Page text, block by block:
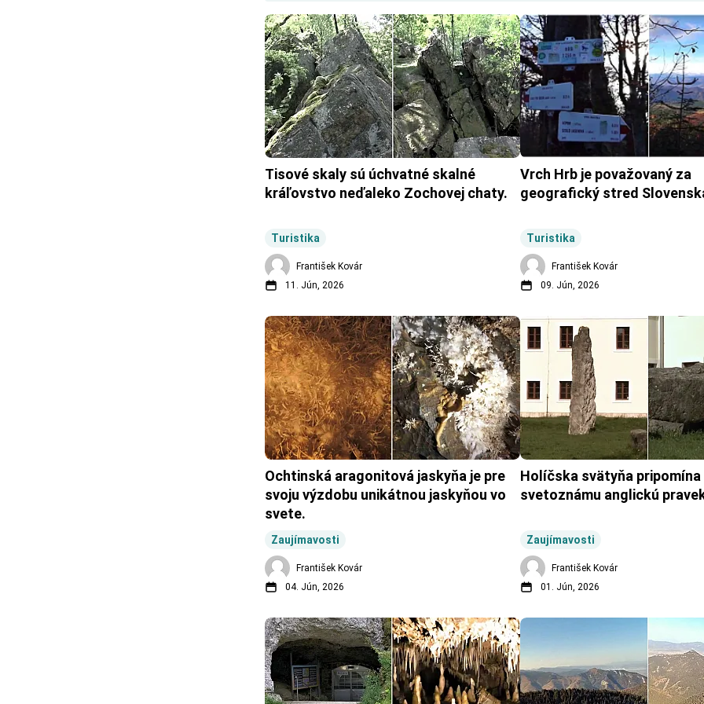
Turistika
Tisové skaly sú úchvatné skalné
kráľovstvo neďaleko Zochovej chaty.
František Kovár
11. Jún, 2026
Turistika
Vrch Hrb je považovaný za
geografický stred
František Kovár
09. Jún, 2026
Zaujímavosti
Ochtinská aragonitová jaskyňa je pre
svoju výzdobu unikátnou jaskyňou vo
svete.
František Kovár
04. Jún, 2026
Zaujímavosti
Holíčska svätyňa pripomína
svetoznámu anglickú
František Kovár
01. Jún, 2026